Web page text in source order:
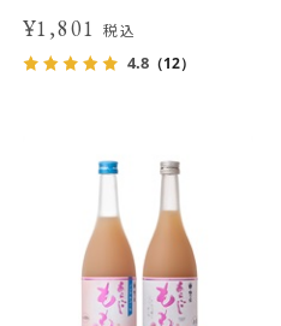
¥1,801税込
4.8（12）